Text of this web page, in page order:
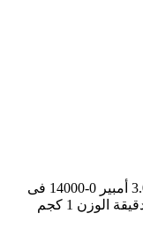
التيار الكهربائي عند الجهد 220-230 فولت 3.08 أمبير 0-14000 فى